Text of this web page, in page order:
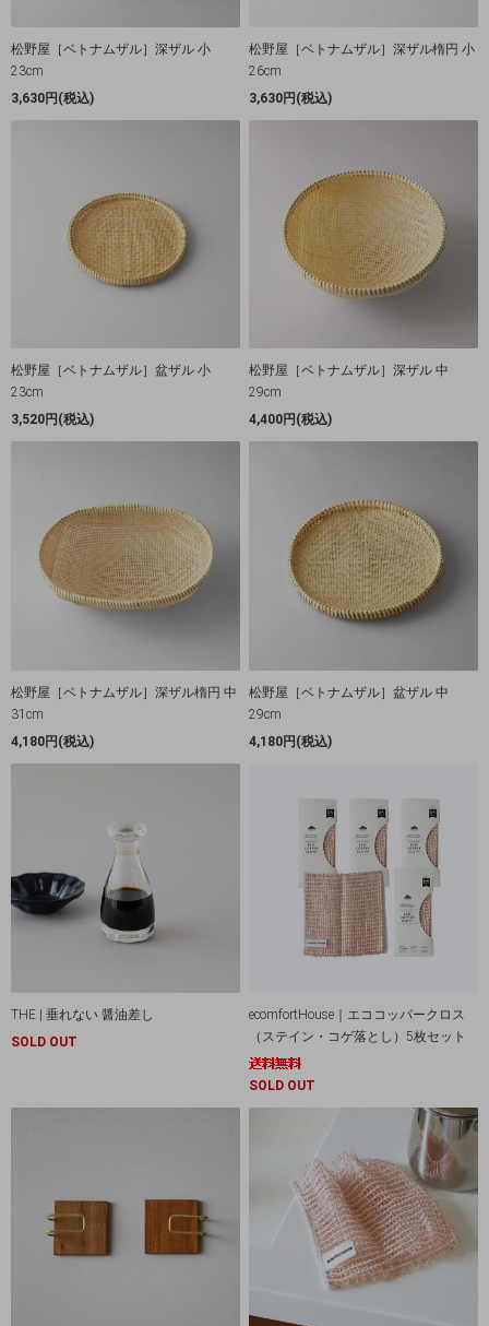
松野屋［ベトナムザル］深ザル 小
23cm
3,630円(税込)
松野屋［ベトナムザル］深ザル楕円 小
26cm
3,630円(税込)
松野屋［ベトナムザル］盆ザル 小
23cm
3,520円(税込)
松野屋［ベトナムザル］深ザル 中
29cm
4,400円(税込)
松野屋［ベトナムザル］深ザル楕円 中
31cm
4,180円(税込)
松野屋［ベトナムザル］盆ザル 中
29cm
4,180円(税込)
THE | 垂れない 醤油差し
SOLD OUT
ecomfortHouse｜エココッパークロス
（ステイン・コゲ落とし）5枚セット
SOLD OUT